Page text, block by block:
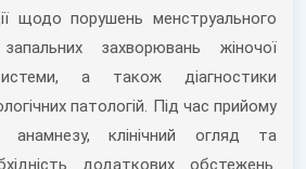
щодо порушень менструального
захворювань жіночої
а також діагностики
патологій. Під час прийому
анамнезу, клінічний огляд та
додаткових обстежень.